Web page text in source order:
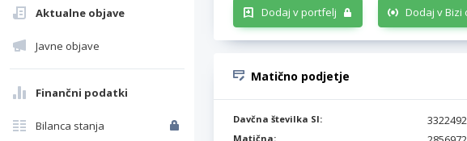
Aktualne objave
Javne objave
Finančni podatki
Bilanca stanja
Dodaj v portfelj Dodaj v Bizi
Matično podjetje
Davčna številka SI:
Matična: